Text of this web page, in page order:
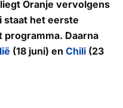
Oranje vervolgens
staat het eerste
programma. Daarna
(18 juni) en Chili (23